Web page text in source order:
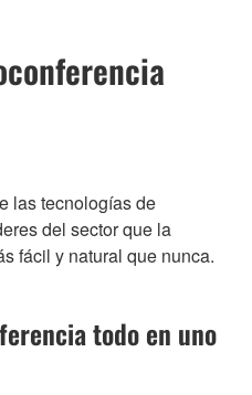
las tecnologías de
del sector que la
fácil y natural que nunca.
todo en uno